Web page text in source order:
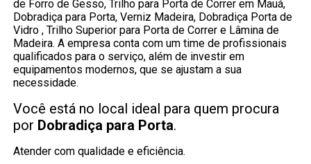
de Forro de Gesso, Trilho para Porta de Correr em Mauá,
Dobradiça para Porta, Verniz Madeira, Dobradiça Porta de
Vidro , Trilho Superior para Porta de Correr e Lâmina de
Madeira. A empresa conta com um time de profissionais
qualificados para o serviço, além de investir em
equipamentos modernos, que se ajustam a sua
necessidade.
Você está no local ideal para quem procura
por Dobradiça para Porta.
Atender com qualidade e eficiência.